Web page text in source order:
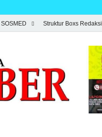
SOSMED Struktur Boxs Redaksi